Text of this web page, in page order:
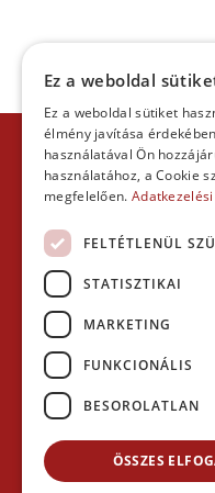
KAPCSOLAT
Gokart Sport Vác
Gokartpálya:
Telefon:
E-mail:
Írj nekem itt a
Térkép:
Ez a weboldal
Ez a weboldal sütiket
élmény javítása
használatával Ön
használatához, a Cookie
megfelelően.
FELTÉTLENÜL
STATISZTIKAI
MARKETING
FUNKCIONÁLIS
BESOROLATLAN
ÖSSZES